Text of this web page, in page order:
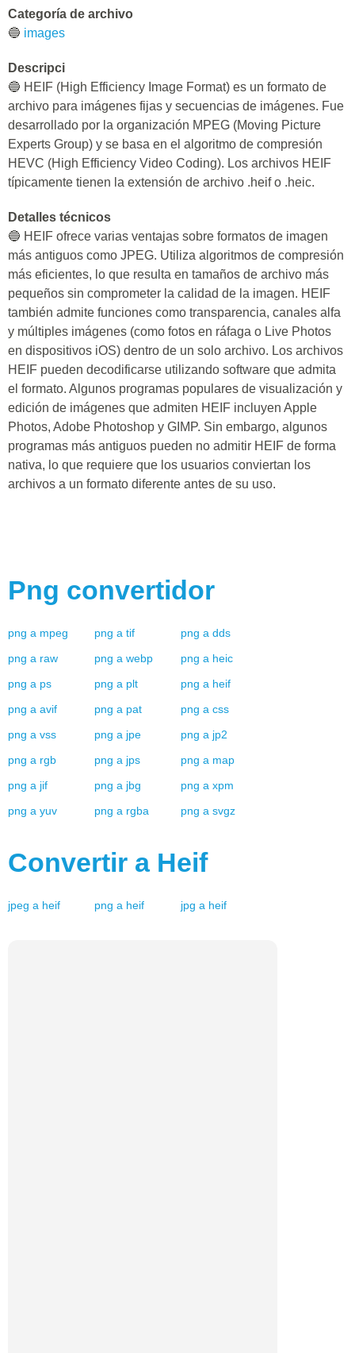
Categoría de archivo
🔵 images
Descripci
🔵 HEIF (High Efficiency Image Format) es un formato de
archivo para imágenes fijas y secuencias de imágenes. Fue
desarrollado por la organización MPEG (Moving Picture
Experts Group) y se basa en el algoritmo de compresión
HEVC (High Efficiency Video Coding). Los archivos HEIF
típicamente tienen la extensión de archivo .heif o .heic.
Detalles técnicos
🔵 HEIF ofrece varias ventajas sobre formatos de imagen
más antiguos como JPEG. Utiliza algoritmos de compresión
más eficientes, lo que resulta en tamaños de archivo más
pequeños sin comprometer la calidad de la imagen. HEIF
también admite funciones como transparencia, canales alfa
y múltiples imágenes (como fotos en ráfaga o Live Photos
en dispositivos iOS) dentro de un solo archivo. Los archivos
HEIF pueden decodificarse utilizando software que admita
el formato. Algunos programas populares de visualización y
edición de imágenes que admiten HEIF incluyen Apple
Photos, Adobe Photoshop y GIMP. Sin embargo, algunos
programas más antiguos pueden no admitir HEIF de forma
nativa, lo que requiere que los usuarios conviertan los
archivos a un formato diferente antes de su uso.
Png convertidor
png a mpeg png a tif png a dds
png a raw png a webp png a heic
png a ps png a plt png a heif
png a avif png a pat png a css
png a vss png a jpe png a jp2
png a rgb png a jps png a map
png a jif png a jbg png a xpm
png a yuv png a rgba png a svgz
Convertir a Heif
jpeg a heif png a heif jpg a heif